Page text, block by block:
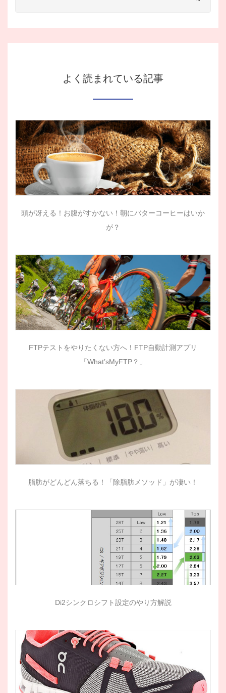
よく読まれている記事
頭が冴える！お腹がすかない！朝にバターコーヒーはいか
が？
FTPテストをやりたくない方へ！FTP自動計測アプリ
「What’sMyFTP？」
脂肪がどんどん落ちる！「除脂肪メソッド」が凄い！
Di2シンクロシフト設定のやり方解説